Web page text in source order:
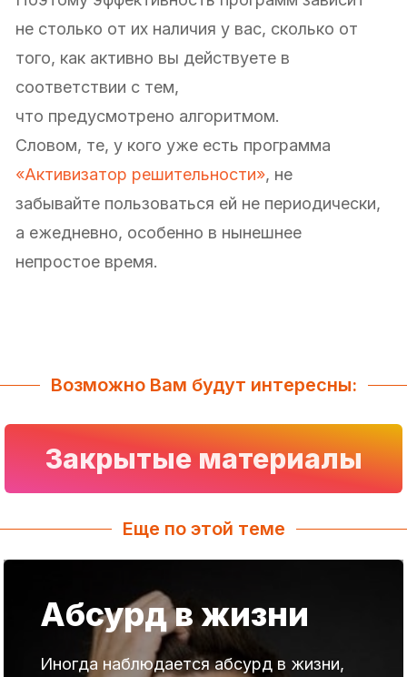
не столько от их наличия у вас, сколько от
того, как активно вы действуете в
соответствии с тем,
что предусмотрено алгоритмом.
Словом, те, у кого уже есть программа
«Активизатор решительности», не
забывайте пользоваться ей не периодически,
а ежедневно, особенно в нынешнее
непростое время.
Возможно Вам будут интересны:
Закрытые материалы
Еще по этой теме
Абсурд в жизни
Иногда наблюдается абсурд в жизни,